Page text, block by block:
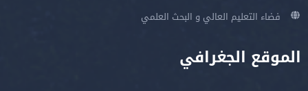
فضاء التعليم العالي و البحث العلمي
الموقع الجغرافي